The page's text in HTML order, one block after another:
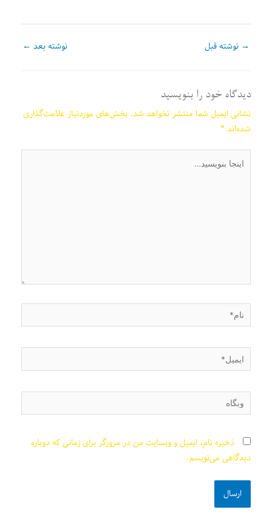
→ نوشته قبل نوشته بعد ←
دیدگاه‌ خود را بنویسید
نشانی ایمیل شما منتشر نخواهد شد. بخش‌های موردنیاز علامت‌گذاری
شده‌اند*
اینجا
بنویسید…
نام*
ایمیل*
وبگاه
ذخیره نام، ایمیل و وبسایت من در مرورگر برای زمانی که دوباره
دیدگاهی می‌نویسم.